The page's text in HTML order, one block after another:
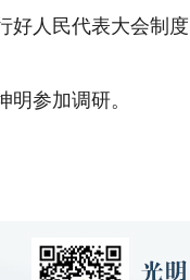
好人民代表大会制
参加调研。